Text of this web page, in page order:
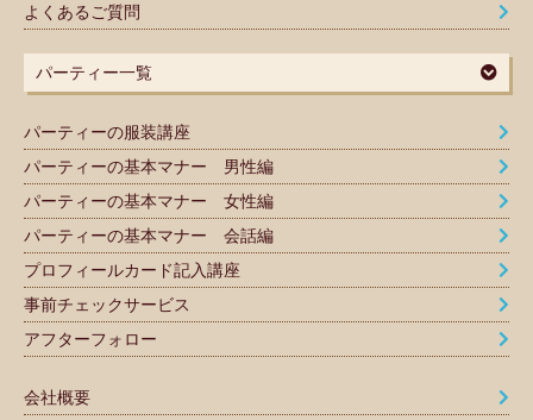
よくあるご質問
パーティー一覧
パーティーの服装講座
パーティーの基本マナー 男性編
パーティーの基本マナー 女性編
パーティーの基本マナー 会話編
プロフィールカード記入講座
事前チェックサービス
アフターフォロー
会社概要